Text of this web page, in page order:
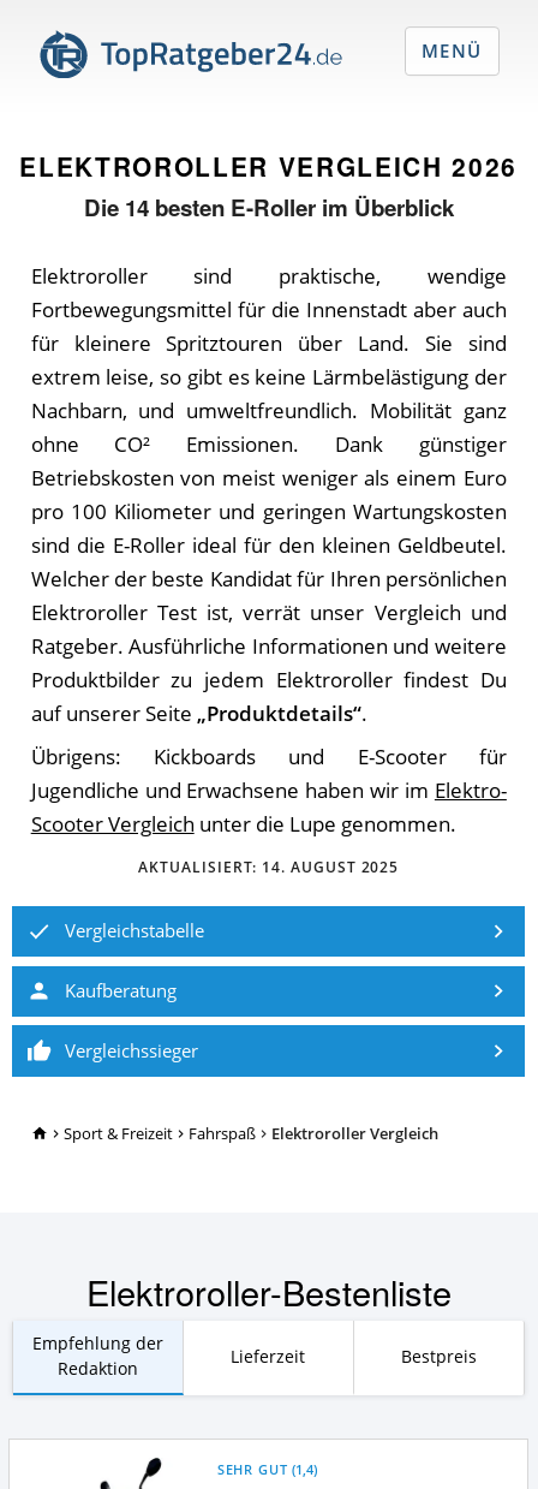
TopRatgeber24.de
Sport & Freizeit Fahrspaß Elektroroller Vergleich
ELEKTROROLLER VERGLEICH 2026
Die 14 besten E-Roller im Überblick
Elektroroller sind praktische, wendige
Fortbewegungsmittel für die Innenstadt aber auch
für kleinere Spritztouren über Land. Sie sind
extrem leise, so gibt es keine Lärmbelästigung der
Nachbarn, und umweltfreundlich. Mobilität ganz
ohne CO² Emissionen. Dank günstiger
Betriebskosten von meist weniger als einem Euro
pro 100 Kiliometer und geringen Wartungskosten
sind die E-Roller ideal für den kleinen Geldbeutel.
Welcher der beste Kandidat für Ihren persönlichen
Elektroroller Test ist, verrät unser Vergleich und
Ratgeber. Ausführliche Informationen und weitere
Produktbilder zu jedem Elektroroller findest Du
auf unserer Seite „Produktdetails“.
Übrigens: Kickboards und E-Scooter für
Jugendliche und Erwachsene haben wir im Elektro-
Scooter Vergleich unter die Lupe genommen.
AKTUALISIERT: 14. AUGUST 2025
Vergleichstabelle
Kaufberatung
Vergleichssieger
Elektroroller-Bestenliste
Empfehlung der
Redaktion
Lieferzeit Bestpreis
SEHR GUT (1,4)
MENÜ